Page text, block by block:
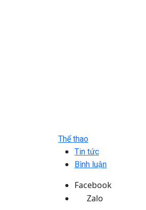
Thể thao
Tin tức
Bình luận
Facebook
Zalo